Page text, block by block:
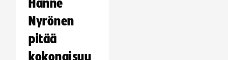
Hanne
Nyrönen
pitää
kokonaisuu